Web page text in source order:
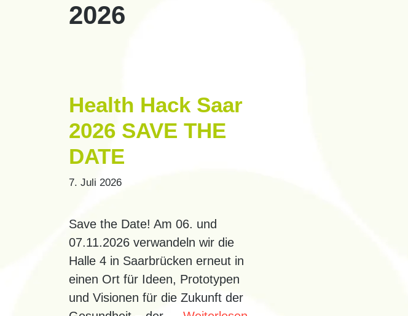
2026
Health Hack Saar
2026 SAVE THE
DATE
7. Juli 2026
Save the Date! Am 06. und
07.11.2026 verwandeln wir die
Halle 4 in Saarbrücken erneut in
einen Ort für Ideen, Prototypen
und Visionen für die Zukunft der